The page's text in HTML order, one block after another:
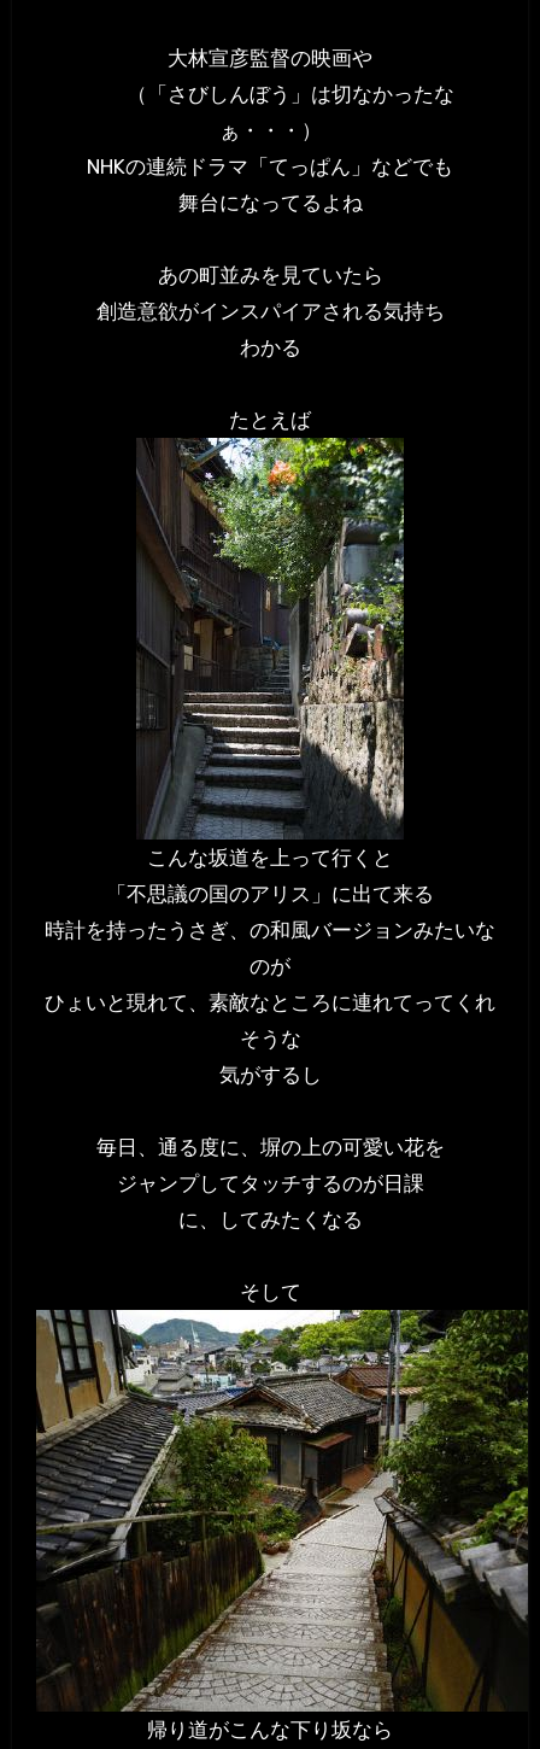
大林宣彦監督の映画や
（「さびしんぼう」は切なかったな
ぁ・・・）
NHKの連続ドラマ「てっぱん」などでも
舞台になってるよね
あの町並みを見ていたら
創造意欲がインスパイアされる気持ち
わかる
たとえば
こんな坂道を上って行くと
「不思議の国のアリス」に出て来る
時計を持ったうさぎ、の和風バージョンみたいな
のが
ひょいと現れて、素敵なところに連れてってくれ
そうな
気がするし
毎日、通る度に、塀の上の可愛い花を
ジャンプしてタッチするのが日課
に、してみたくなる
そして
帰り道がこんな下り坂なら